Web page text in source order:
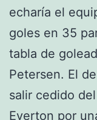
echaría el
goles en 35
tabla de
Petersen. El
salir cedido
Everton por